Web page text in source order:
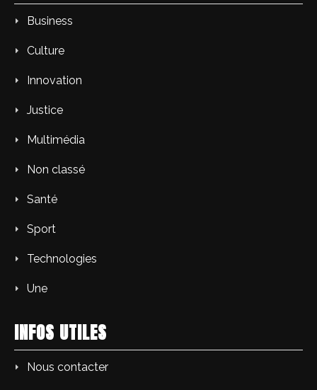
Business
Culture
Innovation
Justice
Multimédia
Non classé
Santé
Sport
Technologies
Une
INFOS UTILES
Nous contacter